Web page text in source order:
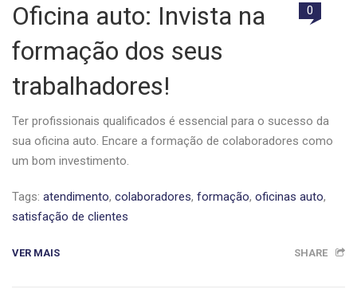
Oficina auto: Invista na
formação dos seus
trabalhadores!
0
Ter profissionais qualificados é essencial para o sucesso da
sua oficina auto. Encare a formação de colaboradores como
um bom investimento.
Tags: atendimento, colaboradores, formação, oficinas auto,
satisfação de clientes
VER MAIS SHARE